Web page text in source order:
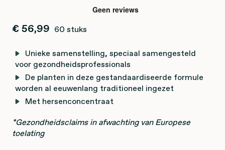
€ 56,99 60 stuks
Unieke samenstelling, speciaal samengesteld
voor gezondheidsprofessionals
De planten in deze gestandaardiseerde formule
worden al eeuwenlang traditioneel ingezet
Met hersenconcentraat
*Gezondheidsclaims in afwachting van Europese
toelating